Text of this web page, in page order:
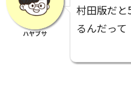
ハヤブサ
村田版だと
るんだって